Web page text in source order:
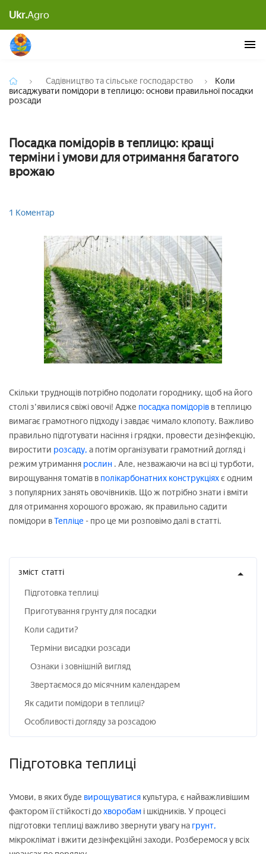
Ukr.Agroправильної посадки розсади
Садівництво та сільське господарство
Коли
висаджувати помідори в теплицю: основи правильної посадки
розсади
Посадка помідорів в теплицю: кращі
терміни і умови для отримання багатого
врожаю
1 Коментар
Скільки труднощів потрібно подолати городнику, щоб на його
столі з'явилися свіжі овочі! Адже посадка помідорів в теплицю
вимагає грамотного підходу і завдає чимало клопоту. Важливо
правильно підготувати насіння і грядки, провести дезінфекцію,
виростити розсаду, а потім організувати грамотний догляд і
режим утримання рослин . Але, незважаючи на всі ці турботи,
вирощування томатів в полікарбонатних конструкціяхє одним
з популярних занять овочівників. Що ж потрібно знати і вміти
для отримання хорошого врожаю, як правильно садити
помідори вТепліце - про це ми розповімо далі в статті.
зміст статті
Підготовка теплиці
Приготування грунту для посадки
Коли садити?
Терміни висадки розсади
Ознаки і зовнішній вигляд
Звертаємося до місячним календарем
Як садити помідори в теплиці?
Особливості догляду за розсадою
Підготовка теплиці
Умови, в яких буде вирощуватися культура, є найважливішим
фактором її стійкості дохворобам і шкідників. У процесі
підготовки теплиці важливо звернути увагу на грунт,
мікроклімат і вжити дезінфекційні заходи. Розберемося у всіх